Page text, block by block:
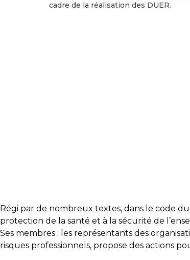
cadre de la réalisation des DUER.
Régi par de nombreux textes, dans le code
protection de la santé et à la sécurité de
Ses membres : les représentants des
risques professionnels, propose des actions